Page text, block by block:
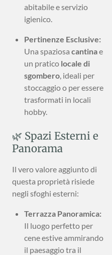
abitabile e servizio
igienico.
Pertinenze Esclusive:
Una spaziosa cantinae
un pratico locale di
sgombero, ideali per
stoccaggio o per essere
trasformati in locali
hobby.
🌿 Spazi Esterni e
Panorama
Il vero valore aggiunto di
questa proprietà risiede
negli sfoghi esterni:
Terrazza Panoramica:
Il luogo perfetto per
cene estive ammirando
il paesaggio tra il